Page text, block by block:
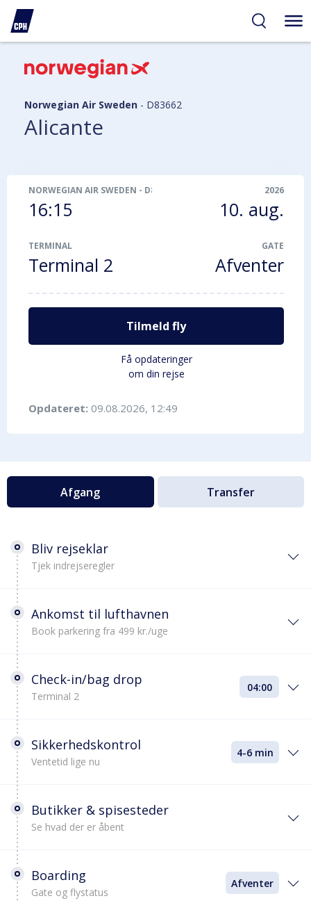
Norwegian Air Sweden - D83662
Alicante
NORWEGIAN AIR SWEDEN - D83662
16:15
2026
10. aug.
TERMINAL
Terminal 2
GATE
Afventer
Tilmeld fly
Få opdateringer
om din rejse
Opdateret: 09.08.2026, 12:49
Afgang Transfer
Bliv rejseklar
Tjek indrejseregler
Ankomst til lufthavnen
Book parkering fra 499 kr./uge
Check-in/bag drop
Terminal 2
04:00
Sikkerhedskontrol
Ventetid lige nu
4-6 min
Butikker & spisesteder
Se hvad der er åbent
Boarding
Gate og flystatus
Afventer